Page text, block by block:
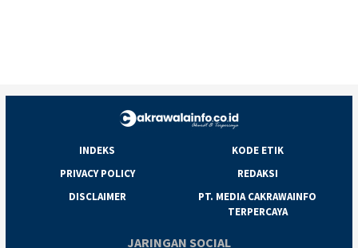
INDEKS
KODE ETIK
PRIVACY POLICY
REDAKSI
DISCLAIMER
PT. MEDIA CAKRAWAINFO
TERPERCAYA
JARINGAN SOCIAL